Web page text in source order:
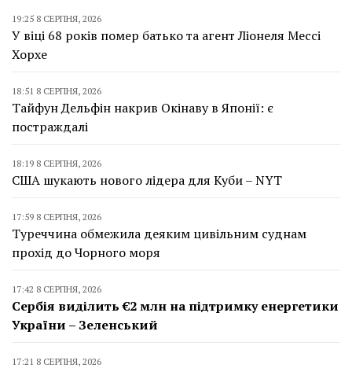
19:25 8 СЕРПНЯ, 2026
У віці 68 років помер батько та агент Ліонеля Мессі
Хорхе
18:51 8 СЕРПНЯ, 2026
Тайфун Дельфін накрив Окінаву в Японії: є
постраждалі
18:19 8 СЕРПНЯ, 2026
США шукають нового лідера для Куби – NYT
17:59 8 СЕРПНЯ, 2026
Туреччина обмежила деяким цивільним суднам
прохід до Чорного моря
17:42 8 СЕРПНЯ, 2026
Сербія виділить €2 млн на підтримку енергетики
України – Зеленський
17:21 8 СЕРПНЯ, 2026